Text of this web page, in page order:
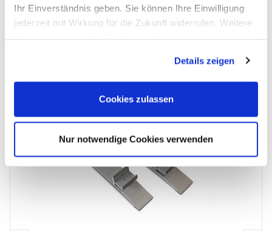
Ihr Einverständnis geben. Sie können Ihre Einwilligung
jederzeit mit Wirkung für die Zukunft widerrufen. Weitere
Details zeigen
Cookies zulassen
Nur notwendige Cookies verwenden
Anschlusskabel
1,9 m
Zubehör überspringen